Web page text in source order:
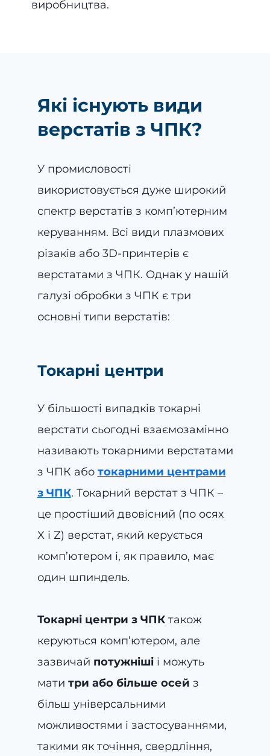
виробництва.
Які існують види
верстатів з ЧПК?
У промисловості
використовується дуже широкий
спектр верстатів з комп’ютерним
керуванням. Всі види плазмових
різаків або 3D-принтерів є
верстатами з ЧПК. Однак у нашій
галузі обробки з ЧПК є три
основні типи верстатів:
Токарні центри
У більшості випадків токарні
верстати сьогодні взаємозамінно
називають токарними верстатами
з ЧПК або токарними центрами
з ЧПК. Токарний верстат з ЧПК –
це простіший двовісний (по осях
X і Z) верстат, який керується
комп’ютером і, як правило, має
один шпиндель.
Токарні центри з ЧПКтакож
керуються комп’ютером, але
зазвичай потужнішіі можуть
мати три або більше осей з
більш універсальними
можливостями і застосуваннями,
такими як точіння, свердління,